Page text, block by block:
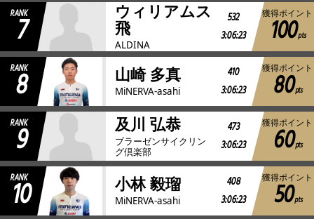
RANK
7
ウィリアムス
飛
ALDINA
532
3:06:23
獲得ポイント
100pts
RANK
8 山崎 多真
MiNERVA-asahi
410
3:06:23
獲得ポイント
80pts
RANK
9 及川 弘恭
ブラーゼンサイクリン
グ倶楽部
473
3:06:23
獲得ポイント
60pts
RANK
10 小林 毅瑠
MiNERVA-asahi
408
3:06:23
獲得ポイント
50pts